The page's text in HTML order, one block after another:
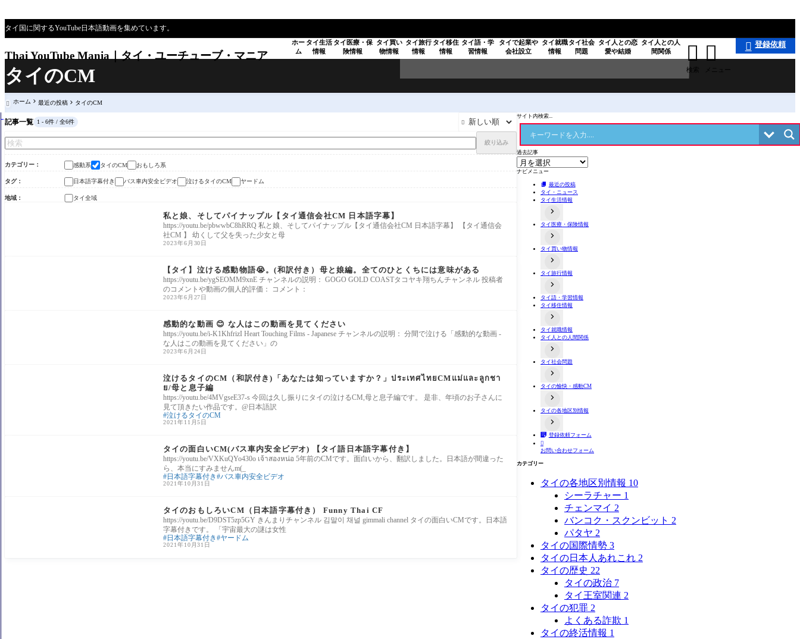
タイのCM
タイ国に関するYouTube日本語動画を集めています。
Thai YouTube Mania｜タイ・ユーチューブ・マニア
ホー
ム
タイ生活
情報
タイ医療・保
険情報
タイ買い
物情報
タイ旅行
情報
タイ移住
情報
タイ語・学
習情報
タイで起業や
会社設立
タイ就職
情報
タイ社会
問題
タイ人との恋
愛や結婚
タイ人との人
間関係

検索
  登録依頼
 ホーム 最近の投稿 タイのCM
記事一覧 1 - 6件 / 全6件 
絞り込み
カテゴリー 感動系 タイのCM おもしろ系
タグ 日本語字幕付き バス車内安全ビデオ 泣けるタイのCM ヤードム
地域 タイ全域
私と娘、そしてパイナップル【タイ通信会社CM 日本語字幕】
https://youtu.be/pbwwbC8hRRQ 私と娘、そしてパイナップル【タイ通信会社CM 日本語字幕】 【タイ通信会
社CM 】 幼くして父を失った少女と母
2023年6月30日
【タイ】泣ける感動物語😭。(和訳付き）母と娘編。全てのひとくちには意味がある
https://youtu.be/ygSEOMM9xnE チャンネルの説明： GOGO GOLD COASTタコヤキ翔ちんチャンネル 投稿者
のコメントや動画の個人的評価： コメント：
2023年6月27日
感動的な動画 😊 な人はこの動画を見てください
https://youtu.be/i-K1KhfrizI Heart Touching Films - Japanese チャンネルの説明： 分間で泣ける「感動的な動画 -
な人はこの動画を見てください」の
2023年6月24日
泣けるタイのCM（和訳付き)「あなたは知っていますか？」ประเทศไทยCMแม่และลูกชา
ย/母と息子編
https://youtu.be/4MVgseE37-s 今回は久し振りにタイの泣けるCM,母と息子編です。 是非、年頃のお子さんに
見て頂きたい作品です。@日本語訳
泣けるタイのCM
2021年11月5日
タイの面白いCM(バス車内安全ビデオ) 【タイ語日本語字幕付き】
https://youtu.be/VXKuQYo430o เจ้าสองหน่อ 5年前のCMです。面白いから、翻訳しました。日本語が間違った
ら、本当にすみませんm(_
日本語字幕付き バス車内安全ビデオ
2021年10月31日
タイのおもしろいCM（日本語字幕付き） Funny Thai CF
https://youtu.be/D9DST5zp5GY きんまりチャンネル 김말이 채널 gimmali channel タイの面白いCMです。日本語
字幕付きです。 「宇宙最大の謎は女性
日本語字幕付き ヤードム
2021年10月31日
サイト内検索...
過去記事
ナビメニュー
最近の投稿
タイ・ニュース
タイ生活情報
タイの事件あるある
不動産情報
タイ医療・保険情報
病院情報
タイ買い物情報
タイ旅行情報
出入国関連情報
タイ語・学習情報
タイ移住情報
不動産取引
タイ就職情報
タイ人との人間関係
タイ社会問題
タイの選挙制度
タイの愉快・感動CM
おもしろ系
タイの各地区別情報
タイ全域
タイ東部
登録依頼フォーム

お問い合わせフォーム
カテゴリー
タイの各地区別情報 10
シーラチャー 1
チェンマイ 2
バンコク・スクンビット 2
パタヤ 2
タイの国際情勢 3
タイの日本人あれこれ 2
タイの歴史 22
タイの政治 7
タイ王室関連 2
タイの犯罪 2
よくある詐欺 1
タイの終活情報 1